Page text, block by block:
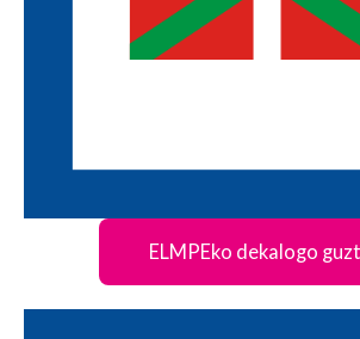
ELMPEko dekalogo